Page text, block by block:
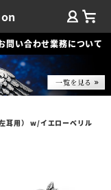
問い合わせ業務について
耳用） w/イエローベリル